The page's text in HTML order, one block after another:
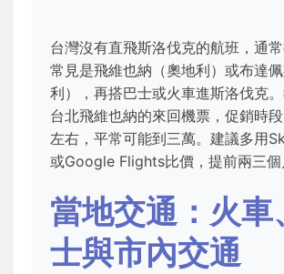
台灣沒有直飛斯洛伐克的航班，通
常見是飛維也納（奧地利）或布達
利），再搭巴士或火車進斯洛伐克
台北飛維也納的來回機票，促銷時
左右，平常可能到三萬。建議多用
或Google Flights比價，提前兩三個
當地交通：火車
士與市內交通